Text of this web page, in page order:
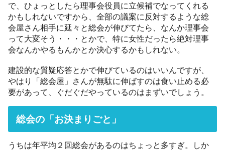
で、ひょっとしたら理事会役員に立候補でなってくれる
かもしれないですから、全部の議案に反対するような総
会屋さん相手に延々と総会が伸びてたら、なんか理事会
って大変そう・・・とかで、特に女性だったら絶対理事
会なんかやるもんかとか決心するかもしれない。
建設的な質疑応答とかで伸びているのはいいんですが、
やはり「総会屋」さんが無駄に伸ばすのは食い止める必
要があって、ぐだぐだやっているのはまずいでしょう。
総会の「お決まりごと」
うちは年平均２回総会があるのはちょっと多すぎ。しか